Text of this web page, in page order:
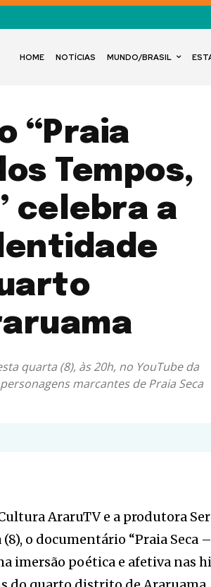
HOME NOTÍCIAS MUNDO/BRASIL
“Praia
Tempos,
celebra a
quarta (8), às 20h, no YouTube da
marcantes de Praia Seca
AraruTV e a produtora
o documentário “Praia Seca
imersão poética e afetiva nas